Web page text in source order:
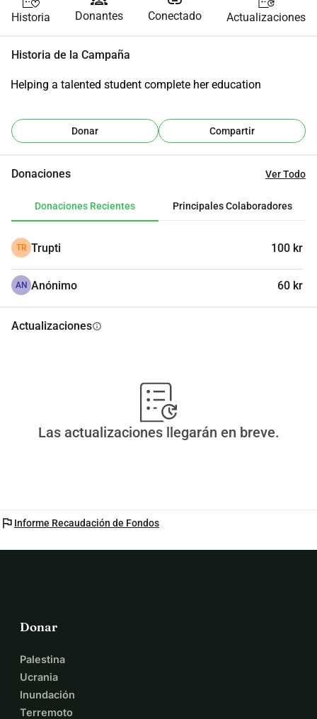
Historia Donantes Conectado Actualizaciones
Historia de la Campaña
Helping a talented student complete her education
Donar Compartir
Donaciones Ver Todo
Donaciones Recientes Principales Colaboradores
TR Trupti 100 kr
AN Anónimo 60 kr
Actualizacionesinfo
Las actualizaciones llegarán en breve.
flag Informe Recaudación de Fondos
Donar
Palestina
Ucrania
Inundación
Terremoto